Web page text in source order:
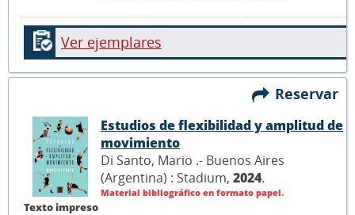
Ver ejemplares
Reservar
Texto impreso
Estudios de flexibilidad y amplitud de
movimiento
Di Santo, Mario .- Buenos Aires
(Argentina) : Stadium, 2024.
Material bibliográfico en formato papel.